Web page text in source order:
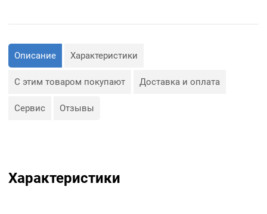
Описание Характеристики
С этим товаром покупают Доставка и оплата
Сервис Отзывы
Характеристики